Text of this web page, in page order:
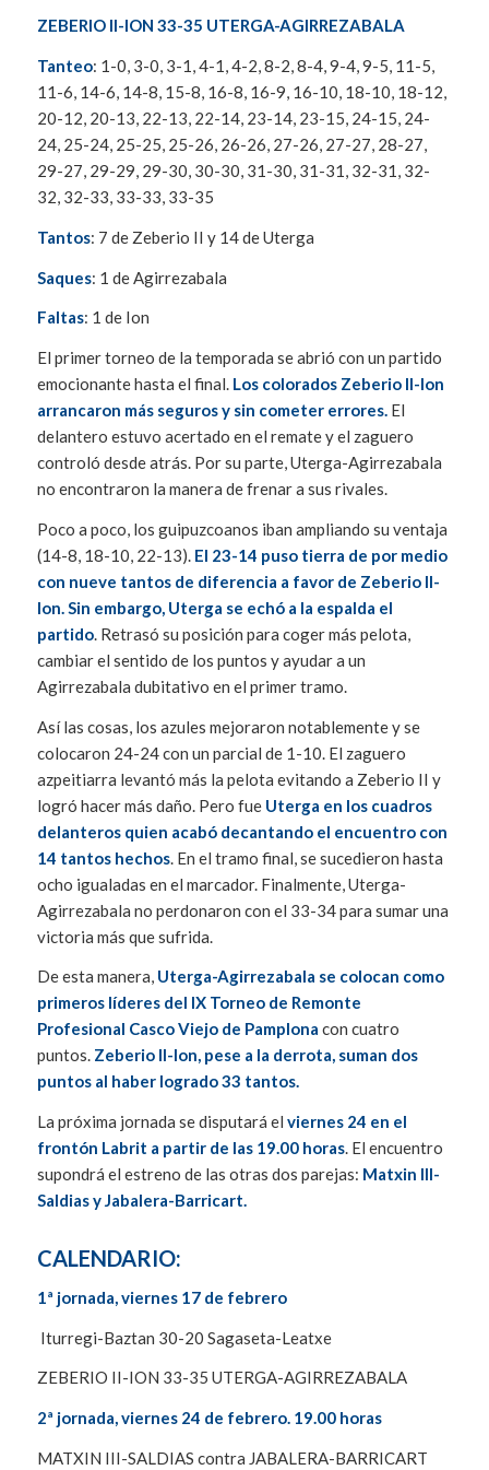
ZEBERIO II-ION 33-35 UTERGA-AGIRREZABALA
Tanteo: 1-0, 3-0, 3-1, 4-1, 4-2, 8-2, 8-4, 9-4, 9-5, 11-5,
11-6, 14-6, 14-8, 15-8, 16-8, 16-9, 16-10, 18-10, 18-12,
20-12, 20-13, 22-13, 22-14, 23-14, 23-15, 24-15, 24-
24, 25-24, 25-25, 25-26, 26-26, 27-26, 27-27, 28-27,
29-27, 29-29, 29-30, 30-30, 31-30, 31-31, 32-31, 32-
32, 32-33, 33-33, 33-35
Tantos: 7 de Zeberio II y 14 de Uterga
Saques: 1 de Agirrezabala
Faltas: 1 de Ion
El primer torneo de la temporada se abrió con un partido
emocionante hasta el final. Los colorados Zeberio II-Ion
arrancaron más seguros y sin cometer errores. El
delantero estuvo acertado en el remate y el zaguero
controló desde atrás. Por su parte, Uterga-Agirrezabala
no encontraron la manera de frenar a sus rivales.
Poco a poco, los guipuzcoanos iban ampliando su ventaja
(14-8, 18-10, 22-13). El 23-14 puso tierra de por medio
con nueve tantos de diferencia a favor de Zeberio II-
Ion. Sin embargo, Uterga se echó a la espalda el
partido. Retrasó su posición para coger más pelota,
cambiar el sentido de los puntos y ayudar a un
Agirrezabala dubitativo en el primer tramo.
Así las cosas, los azules mejoraron notablemente y se
colocaron 24-24 con un parcial de 1-10. El zaguero
azpeitiarra levantó más la pelota evitando a Zeberio II y
logró hacer más daño. Pero fue Uterga en los cuadros
delanteros quien acabó decantando el encuentro con
14 tantos hechos. En el tramo final, se sucedieron hasta
ocho igualadas en el marcador. Finalmente, Uterga-
Agirrezabala no perdonaron con el 33-34 para sumar una
victoria más que sufrida.
De esta manera, Uterga-Agirrezabala se colocan como
primeros líderes del IX Torneo de Remonte
Profesional Casco Viejo de Pamplona con cuatro
puntos. Zeberio II-Ion, pese a la derrota, suman dos
puntos al haber logrado 33 tantos.
La próxima jornada se disputará el viernes 24 en el
frontón Labrit a partir de las 19.00 horas. El encuentro
supondrá el estreno de las otras dos parejas: Matxin III-
Saldias y Jabalera-Barricart.
CALENDARIO:
1ª jornada, viernes 17 de febrero
Iturregi-Baztan 30-20 Sagaseta-Leatxe
ZEBERIO II-ION 33-35 UTERGA-AGIRREZABALA
2ª jornada, viernes 24 de febrero. 19.00 horas
MATXIN III-SALDIAS contra JABALERA-BARRICART